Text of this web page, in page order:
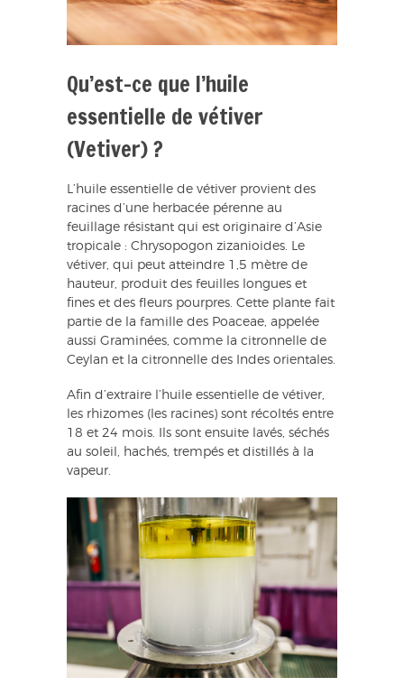
Qu’est-ce que l’huile
essentielle de vétiver
(Vetiver) ?
L’huile essentielle de vétiver provient des
racines d’une herbacée pérenne au
feuillage résistant qui est originaire d’Asie
tropicale : Chrysopogon zizanioides. Le
vétiver, qui peut atteindre 1,5 mètre de
hauteur, produit des feuilles longues et
fines et des fleurs pourpres. Cette plante fait
partie de la famille des Poaceae, appelée
aussi Graminées, comme la citronnelle de
Ceylan et la citronnelle des Indes orientales.
Afin d’extraire l’huile essentielle de vétiver,
les rhizomes (les racines) sont récoltés entre
18 et 24 mois. Ils sont ensuite lavés, séchés
au soleil, hachés, trempés et distillés à la
vapeur.